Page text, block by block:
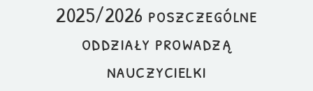
2025/2026 poszczególne
oddziały prowadzą
nauczycielki